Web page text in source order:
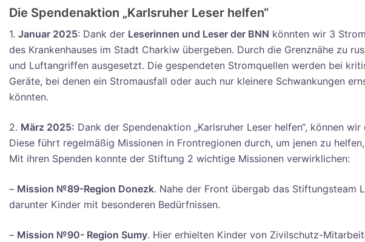
Die Spendenaktion „Karlsruher Leser helfen“
1. Januar 2025: Dank der Leserinnen und Leser der BNN könnten wir 3
des Krankenhauses im Stadt Charkiw übergeben. Durch die Grenznähe zu
und Luftangriffen ausgesetzt. Die gespendeten Stromquellen werden bei
Geräte, bei denen ein Stromausfall oder auch nur kleinere Schwankungen
könnten.
2. März 2025: Dank der Spendenaktion „Karlsruher Leser helfen“, können
Diese führt regelmäßig Missionen in Frontregionen durch, um jenen zu
Mit ihren Spenden konnte der Stiftung 2 wichtige Missionen verwirklichen:
– Mission №89-Region Donezk. Nahe der Front übergab das Stiftungsteam
darunter Kinder mit besonderen Bedürfnissen.
– Mission №90- Region Sumy. Hier erhielten Kinder von Zivilschutz-